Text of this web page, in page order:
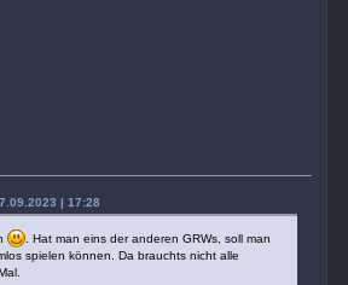
| 17:28
. Hat man eins der anderen GRWs, soll man
spielen können. Da brauchts nicht alle